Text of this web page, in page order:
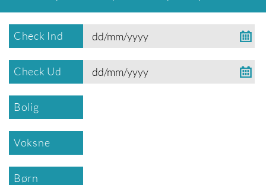
Check Ind
Check Ud
Bolig
Voksne
Børn